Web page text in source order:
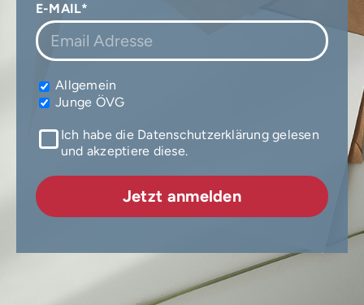
E-MAIL*
Allgemein
Junge ÖVG
Ich habe die Datenschutzerklärung gelesen
und akzeptiere diese.